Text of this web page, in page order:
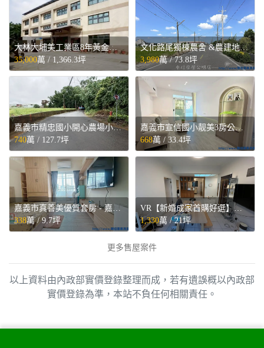
大林大埔美工業區8年黃金廠辦 - 嘉義縣大林鎮售屋
35,000萬 / 1,366.3坪
文化路尾獨棟農舍 &農建地 - 嘉義縣民雄鄉售屋
3,980萬 /73.8坪
嘉義市精忠國小開心農場小筆農地 - 嘉義市東區售屋
740萬 / 127.7坪
嘉義市宣信國小靓美3房公寓 - 嘉義市東區售屋
668萬 / 33.4坪
嘉義市真善美優質套房 - 嘉義市西區售屋
338萬 / 9.7坪
VR【新婚成家首購好選】四號公園暖心2房◕‿◕寓見忠杏 - 新北市中和區售屋
1,330萬 /21坪
更多售屋案件
以上資料由內政部實價登錄整理而成，若有遺誤概以內政部
實價登錄為準，本站不負任何相關責任。